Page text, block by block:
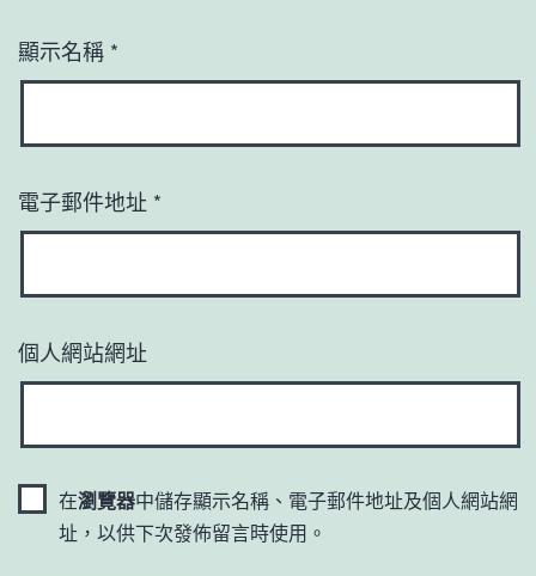
顯示名稱 *
電子郵件地址 *
個人網站網址
在瀏覽器中儲存顯示名稱、電子郵件地址及個人網站網
址，以供下次發佈留言時使用。